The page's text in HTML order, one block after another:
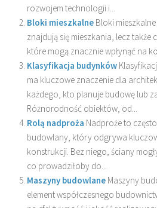
rozwojem technologii i...
Bloki mieszkalne Bloki
znajdują się mieszkania, lecz także
które mogą znacznie wpłynąć na
Klasyfikacja budynków
ma kluczowe znaczenie dla
każdego, kto planuje budowę lub
Różnorodność obiektów, od...
Rolą nadproża Nadproże to
budowlany, który odgrywa
konstrukcji. Bez niego, ściany
co prowadziłoby do...
Maszyny budowlane Maszyny
element współczesnego